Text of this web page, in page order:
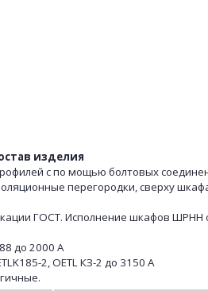
изделия
с по мощью болтовых
перегородки, сверху
ГОСТ. Исполнение шкафов ШРНН
до 2000 А
2, OETL КЗ-2 до 3150 A